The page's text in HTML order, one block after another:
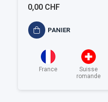
0,00 CHF
PANIER
France
Suisse
romande